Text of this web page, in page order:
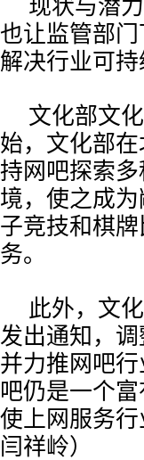
现状与潜
也让监管部
解决行业可持
文化部文
始，文化部
持网吧探索
境，使之成
子竞技和棋
务。
此外，文
发出通知，
并力推网吧
吧仍是一个
使上网服务
闫祥岭）